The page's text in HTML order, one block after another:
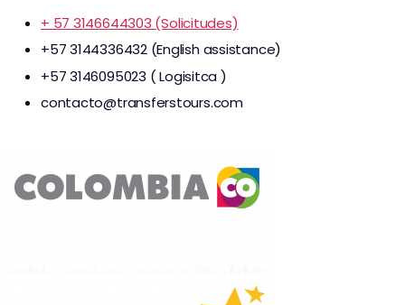
+ 57 3146644303 (Solicitudes)
+57 3144336432 (English assistance)
+57 3146095023 ( Logisitca )
contacto@transferstours.com